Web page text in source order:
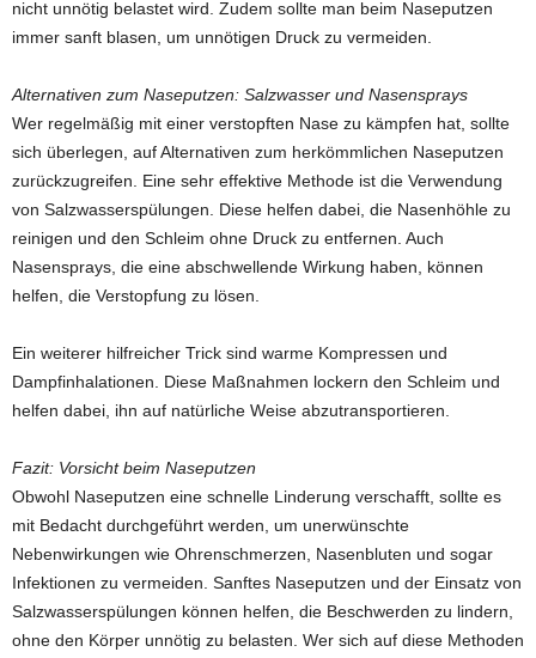
nicht unnötig belastet wird. Zudem sollte man beim Naseputzen
immer sanft blasen, um unnötigen Druck zu vermeiden.
Alternativen zum Naseputzen: Salzwasser und Nasensprays
Wer regelmäßig mit einer verstopften Nase zu kämpfen hat, sollte
sich überlegen, auf Alternativen zum herkömmlichen Naseputzen
zurückzugreifen. Eine sehr effektive Methode ist die Verwendung
von Salzwasserspülungen. Diese helfen dabei, die Nasenhöhle zu
reinigen und den Schleim ohne Druck zu entfernen. Auch
Nasensprays, die eine abschwellende Wirkung haben, können
helfen, die Verstopfung zu lösen.
Ein weiterer hilfreicher Trick sind warme Kompressen und
Dampfinhalationen. Diese Maßnahmen lockern den Schleim und
helfen dabei, ihn auf natürliche Weise abzutransportieren.
Fazit: Vorsicht beim Naseputzen
Obwohl Naseputzen eine schnelle Linderung verschafft, sollte es
mit Bedacht durchgeführt werden, um unerwünschte
Nebenwirkungen wie Ohrenschmerzen, Nasenbluten und sogar
Infektionen zu vermeiden. Sanftes Naseputzen und der Einsatz von
Salzwasserspülungen können helfen, die Beschwerden zu lindern,
ohne den Körper unnötig zu belasten. Wer sich auf diese Methoden